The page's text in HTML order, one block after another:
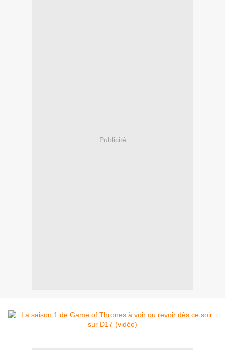
Publicité